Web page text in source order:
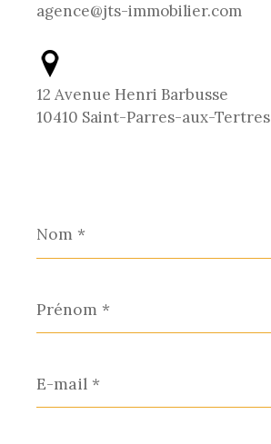
agence@jts-immobilier.com
12 Avenue Henri Barbusse
10410 Saint-Parres-aux-Tertres
*
*
mail
*